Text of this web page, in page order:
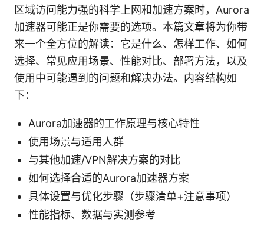
区域访问能力强的科学上网和加速方案时，Aurora
加速器可能正是你需要的选项。本篇文章将为你带
来一个全方位的解读：它是什么、怎样工作、如何
选择、常见应用场景、性能对比、部署方法，以及
使用中可能遇到的问题和解决办法。内容结构如
下：
Aurora加速器的工作原理与核心特性
使用场景与适用人群
与其他加速/VPN解决方案的对比
如何选择合适的Aurora加速器方案
具体设置与优化步骤（步骤清单+注意事项）
性能指标、数据与实测参考